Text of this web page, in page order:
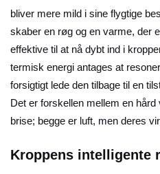
bliver mere mild i sine flygtige
skaber en røg og en varme, der
effektive til at nå dybt ind i
termisk energi antages at
forsigtigt lede den tilbage til en
Det er forskellen mellem en
brise; begge er luft, men deres
Kroppens intelligente